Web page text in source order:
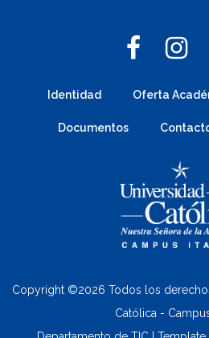
Identidad Oferta
Documentos
Copyright ©2026 Todos los
Católica -